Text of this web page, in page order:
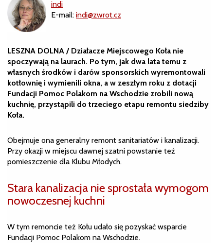
indi
E-mail: indi@zwrot.cz
LESZNA DOLNA / Działacze Miejscowego Koła nie
spoczywają na laurach. Po tym, jak dwa lata temu z
własnych środków i darów sponsorskich wyremontowali
kotłownię i wymienili okna, a w zeszłym roku z dotacji
Fundacji Pomoc Polakom na Wschodzie zrobili nową
kuchnię, przystąpili do trzeciego etapu remontu siedziby
Koła.
Obejmuje ona generalny remont sanitariatów i kanalizacji.
Przy okazji w miejscu dawnej szatni powstanie też
pomieszczenie dla Klubu Młodych.
Stara kanalizacja nie sprostała wymogom
nowoczesnej kuchni
W tym remoncie też Kołu udało się pozyskać wsparcie
Fundacji Pomoc Polakom na Wschodzie.